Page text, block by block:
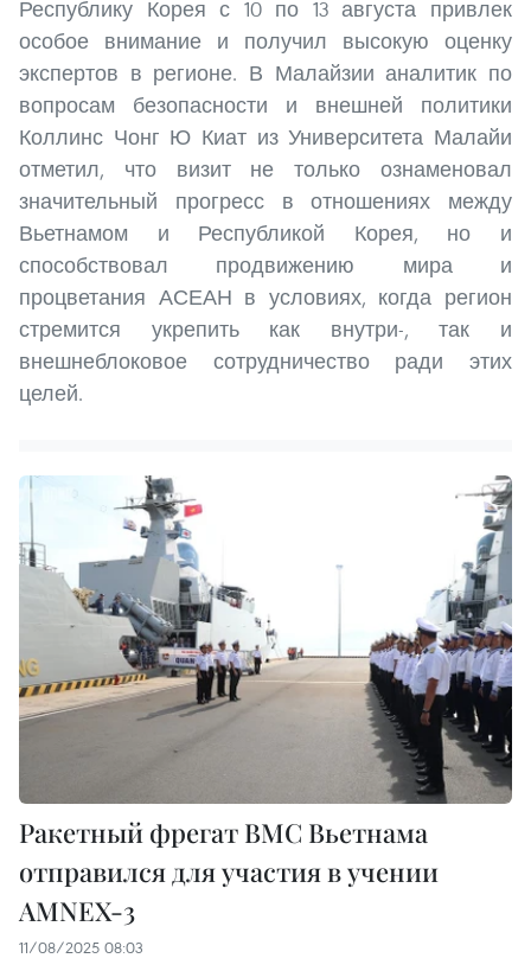
Республику Корея с 10 по 13 августа привлек
особое внимание и получил высокую оценку
экспертов в регионе. В Малайзии аналитик по
вопросам безопасности и внешней политики
Коллинс Чонг Ю Киат из Университета Малайи
отметил, что визит не только ознаменовал
значительный прогресс в отношениях между
Вьетнамом и Республикой Корея, но и
способствовал продвижению мира и
процветания АСЕАН в условиях, когда регион
стремится укрепить как внутри-, так и
внешнеблоковое сотрудничество ради этих
целей.
Ракетный фрегат ВМС Вьетнама
отправился для участия в учении
AMNEX-3
11/08/2025 08:03